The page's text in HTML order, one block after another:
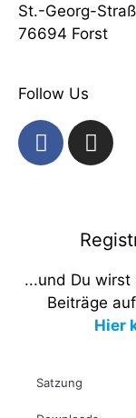
St.-Georg-
76694 Forst
Follow Us
...und Du wirst
Beiträge
Hier
Satzung